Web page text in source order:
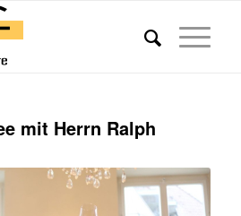
mit Herrn Ralph